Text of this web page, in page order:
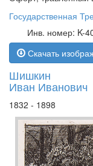
Государственная
Инв. номер: K-
Скачать
Шишкин
Иван Иванович
1832 - 1898